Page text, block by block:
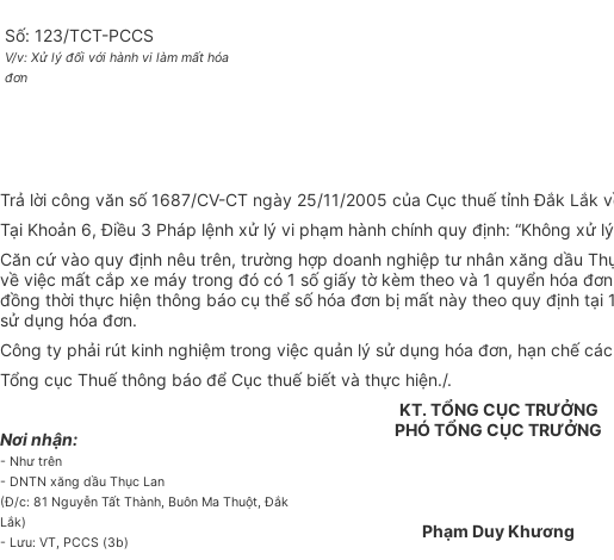
Số: 123/TCT-PCCS
V/v: Xử lý đối với hành vi làm mất hóa
đơn
Trả lời công văn số 1687/CV-CT ngày 25/11/2005 của Cục thuế tỉnh Đắk
Tại Khoản 6, Điều 3 Pháp lệnh xử lý vi phạm hành chính quy định: “Không
Căn cứ vào quy định nêu trên, trường hợp doanh nghiệp tư nhân xăng dầu
về việc mất cắp xe máy trong đó có 1 số giấy tờ kèm theo và 1 quyển hóa
đồng thời thực hiện thông báo cụ thể số hóa đơn bị mất này theo quy định tại
sử dụng hóa đơn.
Công ty phải rút kinh nghiệm trong việc quản lý sử dụng hóa đơn, hạn chế
Tổng cục Thuế thông báo để Cục thuế biết và thực hiện./.
Nơi nhận:
- Như trên
- DNTN xăng dầu Thục Lan
(Đ/c: 81 Nguyễn Tất Thành, Buôn Ma Thuột, Đắk
Lắk)
- Lưu: VT, PCCS (3b)
KT. TỔNG CỤC TRƯỞNG
PHÓ TỔNG CỤC TRƯỞNG
Phạm Duy Khương